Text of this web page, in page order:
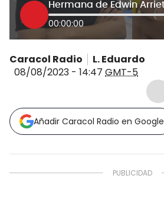
00:00:00
Caracol Radio
L. Eduardo
08/08/2023 - 14:47 GMT-5
Añadir Caracol Radio en Google